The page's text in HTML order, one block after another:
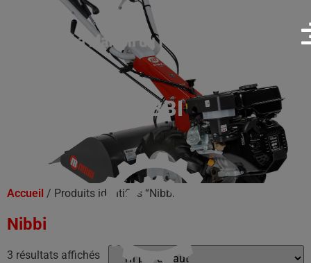
NIBBI
Accueil / Produits identifiés “Nibbi”
Nibbi
3 résultats affichés